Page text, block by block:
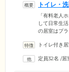
トイレ・
過ごしくだ
「有料老人
して日常生
の居室はプ
暮らしを送
様やご友人
トイレ付き
定員32名 /居